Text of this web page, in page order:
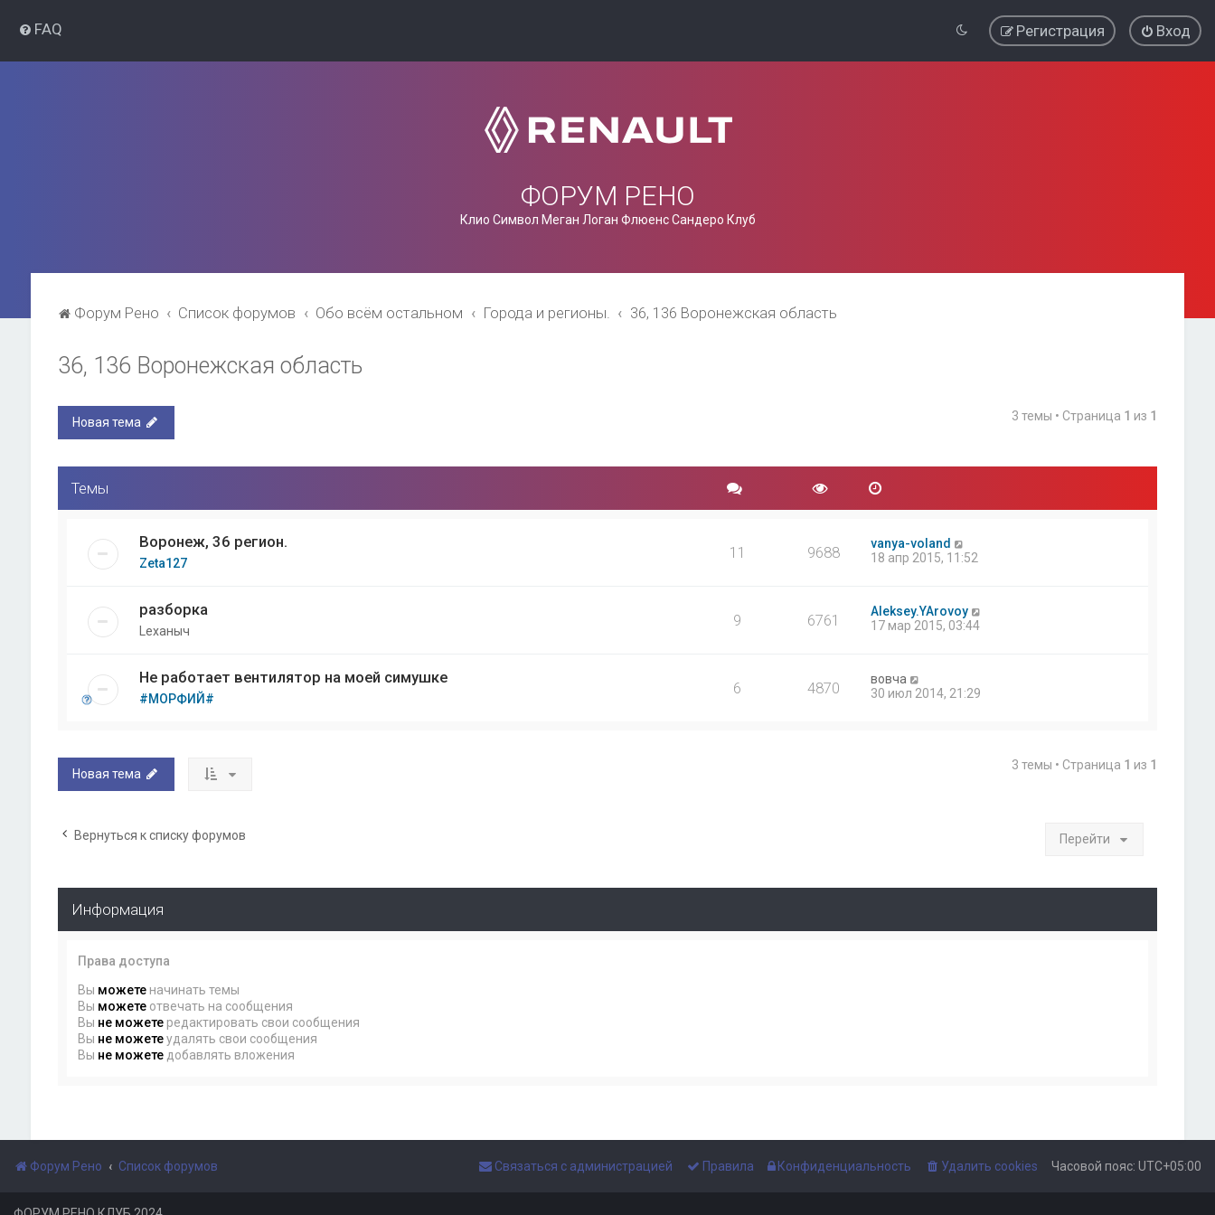
FAQ Вход
Регистрация
ФОРУМ РЕНО
Клио Символ Меган Логан Флюенс Сандеро Клуб
Форум Рено Список форумов Обо всём остальном Города и регионы. 36, 136 Воронежская область
36, 136 Воронежская область
Новая тема 3 темы • Страница 1 из 1
Темы
Воронеж, 36 регион.
Zeta127
11 9688
vanya-voland
18 апр 2015, 11:52
разборка
Lexaныч
9 6761
Aleksey.YArovoy
17 мар 2015, 03:44
Не работает вентилятор на моей симушке
#МОРФИЙ#
6 4870
вовча
30 июл 2014, 21:29
Новая тема
3 темы • Страница 1 из 1
Вернуться к списку форумов Перейти
Информация
Права доступа
Вы можетеначинать темы
Вы можетеотвечать на сообщения
Вы не можетередактировать свои сообщения
Вы не можетеудалять свои сообщения
Вы не можетедобавлять вложения
Форум Рено Список форумов Часовой пояс: UTC+05:00
Удалить cookies
Конфиденциальность
Правила
Связаться с администрацией